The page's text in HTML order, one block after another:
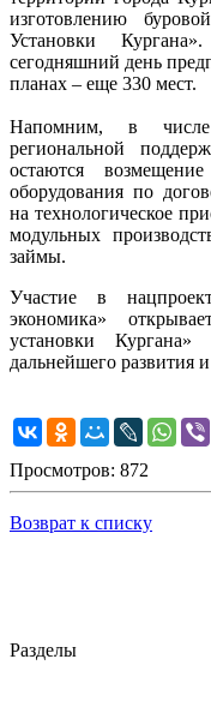
изготовлению
Установки
сегодняшний день
планах – еще 330 мест.
Напомним, в числе
региональной
остаются
оборудования по
на технологическое
модульных
займы.
Участие в
экономика»
установки Кургана»
дальнейшего развития и
Просмотров: 872
Возврат к списку
Разделы